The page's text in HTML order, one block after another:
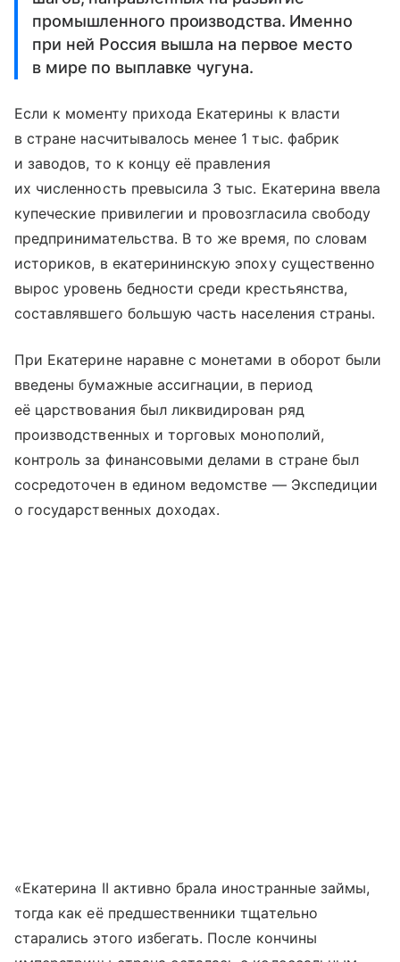
промышленного производства. Именно
при ней Россия вышла на первое место
в мире по выплавке чугуна.
Если к моменту прихода Екатерины к власти
в стране насчитывалось менее 1 тыс. фабрик
и заводов, то к концу её правления
их численность превысила 3 тыс. Екатерина ввела
купеческие привилегии и провозгласила свободу
предпринимательства. В то же время, по словам
историков, в екатерининскую эпоху существенно
вырос уровень бедности среди крестьянства,
составлявшего большую часть населения страны.
При Екатерине наравне с монетами в оборот были
введены бумажные ассигнации, в период
её царствования был ликвидирован ряд
производственных и торговых монополий,
контроль за финансовыми делами в стране был
сосредоточен в едином ведомстве — Экспедиции
о государственных доходах.
«Екатерина II активно брала иностранные займы,
тогда как её предшественники тщательно
старались этого избегать. После кончины